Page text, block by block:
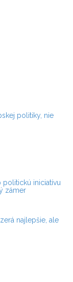
politiky, nie
politickú iniciatívu
zámer
najlepšie, ale